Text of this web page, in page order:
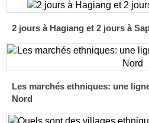
2 jours à Hagiang et 2 jours à
Les marchés ethniques: une
Nord